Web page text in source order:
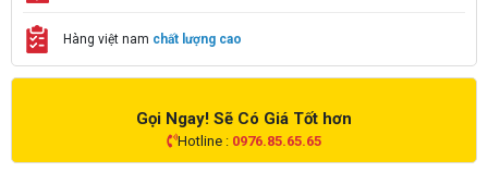
Hàng việt nam chất lượng cao
Gọi Ngay! Sẽ Có Giá Tốt hơn
Hotline : 0976.85.65.65